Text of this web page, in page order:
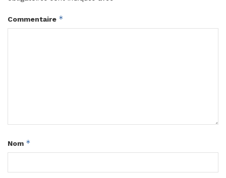
Commentaire *
Nom *